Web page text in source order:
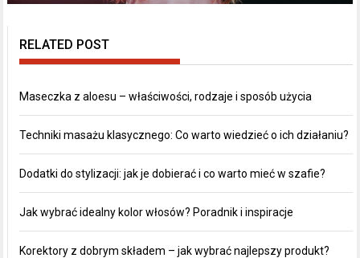
RELATED POST
Maseczka z aloesu – właściwości, rodzaje i sposób użycia
Techniki masażu klasycznego: Co warto wiedzieć o ich działaniu?
Dodatki do stylizacji: jak je dobierać i co warto mieć w szafie?
Jak wybrać idealny kolor włosów? Poradnik i inspiracje
Korektory z dobrym składem – jak wybrać najlepszy produkt?